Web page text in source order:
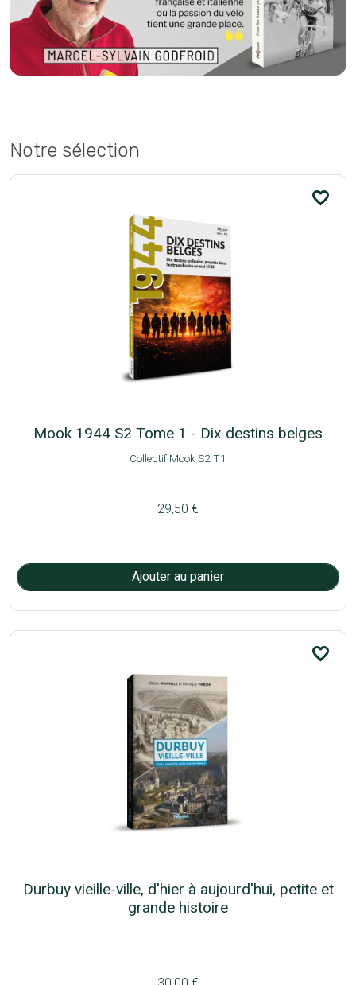
Notre sélection
favorite_border
Mook 1944 S2 Tome 1 - Dix destins belges
Collectif Mook S2 T1
29,50 €
favorite_border
Durbuy vieille-ville, d'hier à aujourd'hui, petite et
grande histoire